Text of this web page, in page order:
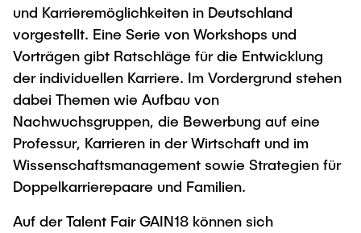
Institutes
Overview
und Karrieremöglichkeiten in Deutschland
vorgestellt. Eine Serie von Workshops und
Vorträgen gibt Ratschläge für die Entwicklung
der individuellen Karriere. Im Vordergrund stehen
dabei Themen wie Aufbau von
Nachwuchsgruppen, die Bewerbung auf eine
Professur, Karrieren in der Wirtschaft und im
Wissenschaftsmanagement sowie Strategien für
Doppelkarrierepaare und Familien.
Auf der Talent Fair GAIN18 können sich